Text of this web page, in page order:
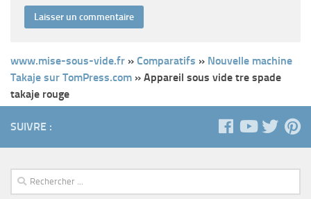
www.mise-sous-vide.fr » Comparatifs » Nouvelle machine
Takaje sur TomPress.com » Appareil sous vide tre spade
takaje rouge
SUIVRE :